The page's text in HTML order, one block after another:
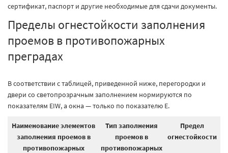
сертификат, паспорт и другие необходимые для сдачи документы.
Пределы огнестойкости заполнения
проемов в противопожарных
преградах
В соответствии с таблицей, приведенной ниже, перегородки и
двери со светопрозрачным заполнением нормируются по
показателям EIW, а окна — только по показателю E.
Наименование элементов
заполнения проемов в
противопожарных
Тип заполнения
проемов в
противопожарных
Предел
огнестойкости